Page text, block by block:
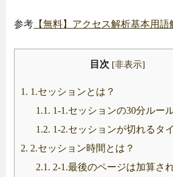
参考 【無料】アクセス解析基本用語
目次 [非表示]
1. 1.セッションとは？
1.1. 1-1.セッションの30分ルー
1.2. 1-2.セッションが切れるタ
2. 2.セッション時間とは？
2.1. 2-1.最後のページは加算さ